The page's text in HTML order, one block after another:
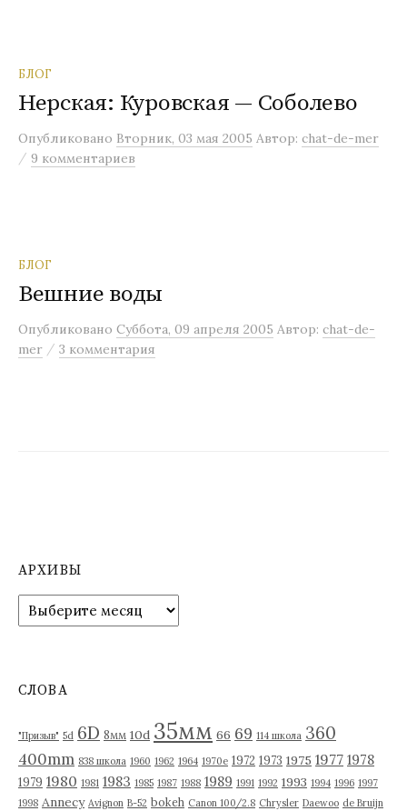
БЛОГ
Нерская: Куровская — Соболево
Опубликовано Вторник, 03 мая 2005 Автор: chat-de-mer
/ 9 комментариев
БЛОГ
Вешние воды
Опубликовано Суббота, 09 апреля 2005 Автор: chat-de-
mer / 3 комментария
АРХИВЫ
р
в
СЛОВА
"Призыв" 5d 6D 8мм 10d 35мм 66 69 114 школа 360
400mm 838 школа 1960 1962 1964 1970е 1972 1973 1975 1977 1978
1979 1980 1981 1983 1985 1987 1988 1989 1991 1992 1993 1994 1996 1997
1998 Annecy Avignon B-52 bokeh Canon 100/2.8 Chrysler Daewoo de Bruijn